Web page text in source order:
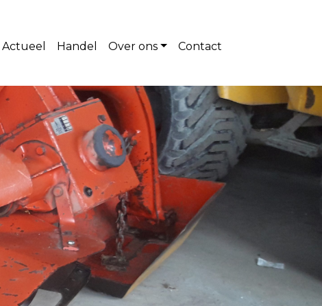
Actueel Handel Over ons Contact